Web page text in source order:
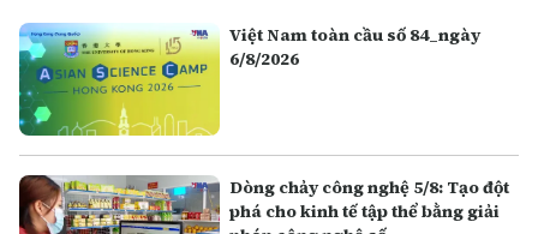
Việt Nam toàn cầu số 84_ngày
6/8/2026
Dòng chảy công nghệ 5/8: Tạo đột
phá cho kinh tế tập thể bằng giải